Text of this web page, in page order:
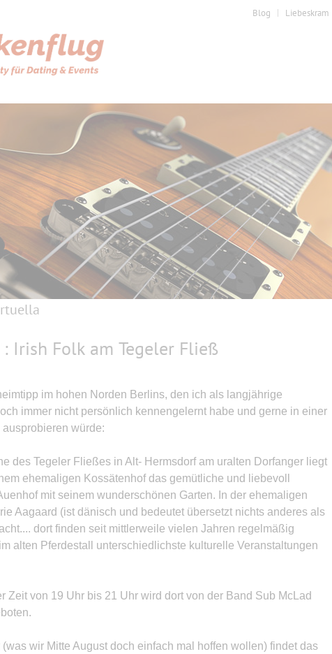
Blog Liebeskram
: Irish Folk am Tegeler Fließ
im hohen Norden Berlins, den ich als langjährige
immer nicht persönlich kennengelernt habe und gerne in einer
würde:
des Tegeler Fließes in Alt- Hermsdorf am uralten Dorfanger liegt
ehemaligen Kossätenhof das gemütliche und liebevoll
mit seinem wunderschönen Garten. In der ehemaligen
Aagaard (ist dänisch und bedeutet übersetzt nichts anderes als
dort finden seit mittlerweile vielen Jahren regelmäßig
alten Pferdestall unterschiedlichste kulturelle Veranstaltungen
Zeit von 19 Uhr bis 21 Uhr wird dort von der Band Sub McLad
(was wir Mitte August doch einfach mal hoffen wollen) findet das